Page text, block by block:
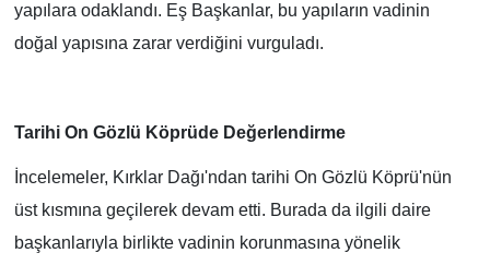
yapılara odaklandı. Eş Başkanlar, bu yapıların vadinin
doğal yapısına zarar verdiğini vurguladı.
Tarihi On Gözlü Köprüde Değerlendirme
İncelemeler, Kırklar Dağı'ndan tarihi On Gözlü Köprü'nün
üst kısmına geçilerek devam etti. Burada da ilgili daire
başkanlarıyla birlikte vadinin korunmasına yönelik